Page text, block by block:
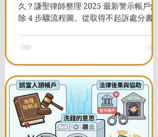
久？謙聖律師整理 2025 最新警示帳戶解
除 4 步驟流程圖。從取得不起訴處分書到